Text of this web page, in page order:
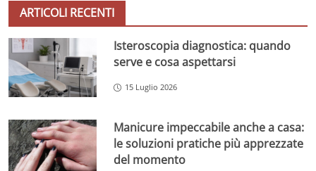
ARTICOLI RECENTI
Isteroscopia diagnostica: quando
serve e cosa aspettarsi
15 Luglio 2026
Manicure impeccabile anche a casa:
le soluzioni pratiche più apprezzate
del momento